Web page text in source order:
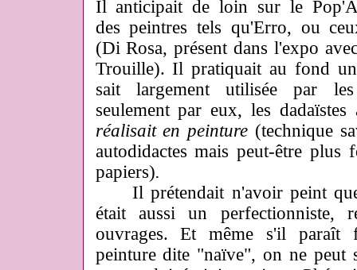
Il anticipait de loin sur le
des peintres tels qu'Erro, ou
(Di Rosa, présent dans l'expo
Trouille). Il pratiquait au fond
sait largement utilisée par
seulement par eux, les
réalisait en peinture (technique
autodidactes mais peut-être plus
papiers).
Il prétendait n'avoir peint que
était aussi un perfectionniste,
ouvrages. Et même s'il
peinture dite "naïve", on ne peut